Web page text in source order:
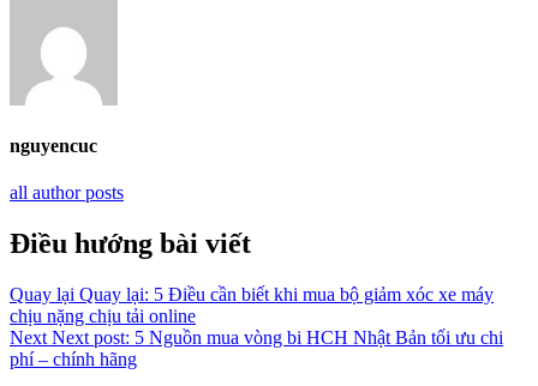
nguyencuc
all author posts
Điều hướng bài viết
Quay lại Quay lại: 5 Điều cần biết khi mua bộ giảm xóc xe máy
chịu nặng chịu tải online
Next Next post: 5 Nguồn mua vòng bi HCH Nhật Bản tối ưu chi
phí – chính hãng